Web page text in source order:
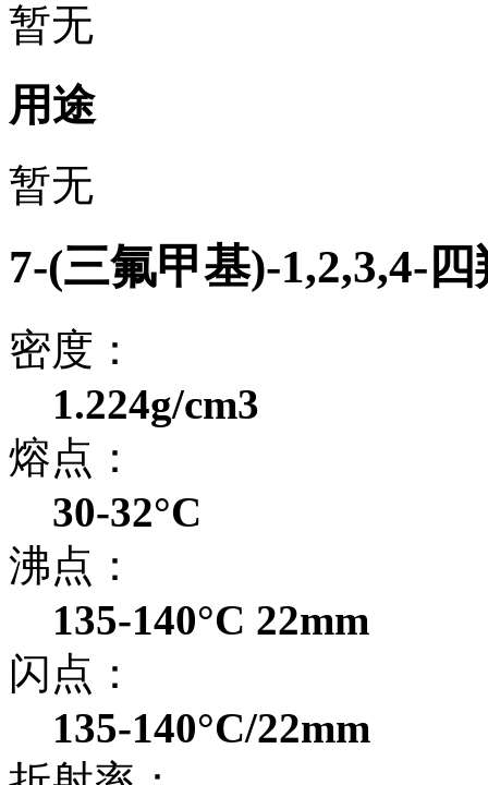
暂无
用途
暂无
7-(三氟甲基)-1,2,3,4-
密度：
1.224g/cm3
熔点：
30-32°C
沸点：
135-140°C 22mm
闪点：
135-140°C/22mm